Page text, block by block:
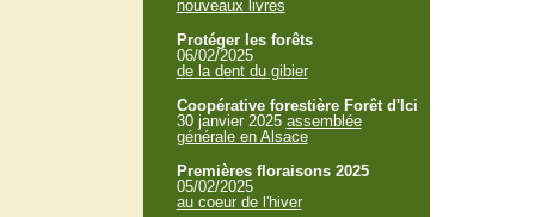
nouveaux livres
Protéger les forêts
06/02/2025
de la dent du gibier
Coopérative forestière Forêt d'Ici
30 janvier 2025 assemblée
générale en Alsace
Premières floraisons 2025
05/02/2025
au coeur de l'hiver